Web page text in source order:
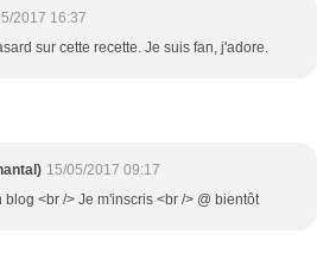
2017 16:37
sur cette recette. Je suis fan, j'adore.
15/05/2017 09:17
blog <br /> Je m'inscris <br /> @ bientôt